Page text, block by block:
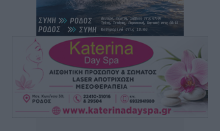
Αρνείται τα πάντα ο 53χρονος φερόμενος ως λογιστής
και μιλά για σκευωρία γνωστών μεταξύ τους
καταγγελλόντων
Τοπικές Ειδήσεις• πριν 3 ώρες
Δήμος Ρόδου: Επήλθε συμβιβασμός με την οικογένεια
του θύματος του σοκαριστικού θανατηφόρου
τροχαίου του 2014
Ρεπορτάζ• πριν 3 ώρες